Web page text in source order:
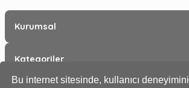
Bu internet sitesinde, kullanıcı deneyimini
Kurumsal
Kategoriler